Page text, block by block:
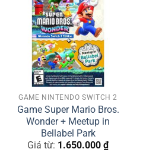
GAME NINTENDO SWITCH 2
Game Super Mario Bros.
Wonder + Meetup in
Bellabel Park
Giá từ: 1.650.000 ₫